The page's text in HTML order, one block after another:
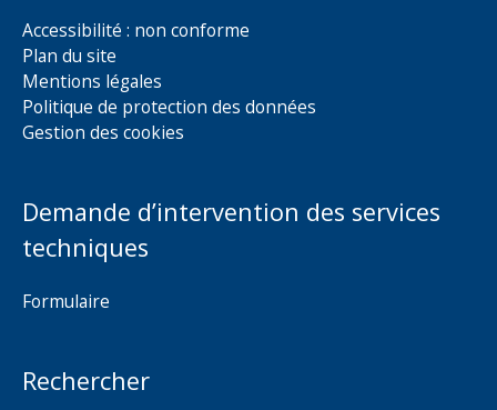
Accessibilité : non conforme
Plan du site
Mentions légales
Politique de protection des données
Gestion des cookies
Demande d’intervention des services
techniques
Formulaire
Rechercher